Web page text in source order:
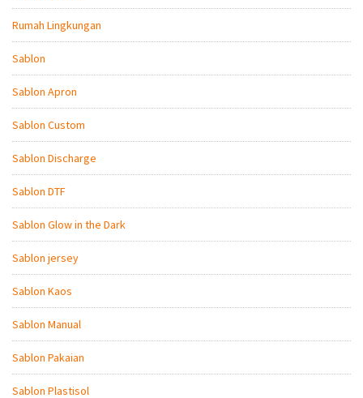
Rumah Lingkungan
Sablon
Sablon Apron
Sablon Custom
Sablon Discharge
Sablon DTF
Sablon Glow in the Dark
Sablon jersey
Sablon Kaos
Sablon Manual
Sablon Pakaian
Sablon Plastisol